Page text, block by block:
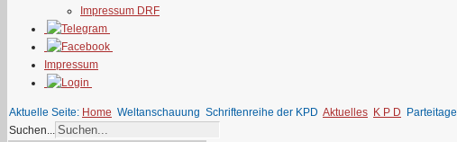
Impressum DRF
Impressum
Aktuelle Seite: Home Weltanschauung Schriftenreihe der KPD Aktuelles K P D
Parteitage
Suchen...